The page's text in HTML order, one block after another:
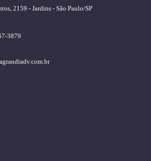
2159 - Jardins - São Paulo/SP
3879